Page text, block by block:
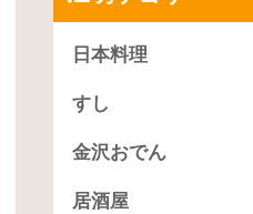
日本料理
すし
金沢おでん
居酒屋